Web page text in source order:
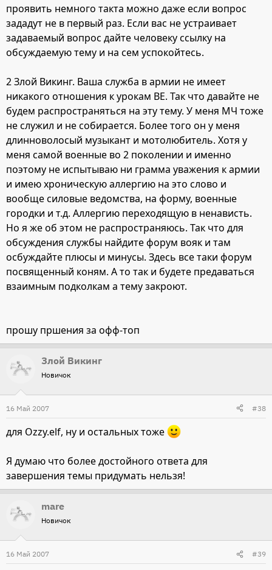
проявить немного такта можно даже если вопрос
зададут не в первый раз. Если вас не устраивает
задаваемый вопрос дайте человеку ссылку на
обсуждаемую тему и на сем успокойтесь.
2 Злой Викинг. Ваша служба в армии не имеет
никакого отношения к урокам ВЕ. Так что давайте не
будем распространяться на эту тему. У меня МЧ тоже
не служил и не собирается. Более того он у меня
длинноволосый музыкант и мотолюбитель. Хотя у
меня самой военные во 2 поколении и именно
поэтому не испытываю ни грамма уважения к армии
и имею хроническую аллергию на это слово и
вообще силовые ведомства, на форму, военные
городки и т.д. Аллергию переходящую в ненависть.
Но я же об этом не распространяюсь. Так что для
обсуждения службы найдите форум вояк и там
осбуждайте плюсы и минусы. Здесь все таки форум
посвященный коням. А то так и будете предаваться
взаимным подколкам а тему закроют.
прошу пршения за офф-топ
Злой Викинг
Новичок
16 Май 2007 #38
для Ozzy.elf, ну и остальных тоже
Я думаю что более достойного ответа для
завершения темы придумать нельзя!
mare
Новичок
16 Май 2007 #39